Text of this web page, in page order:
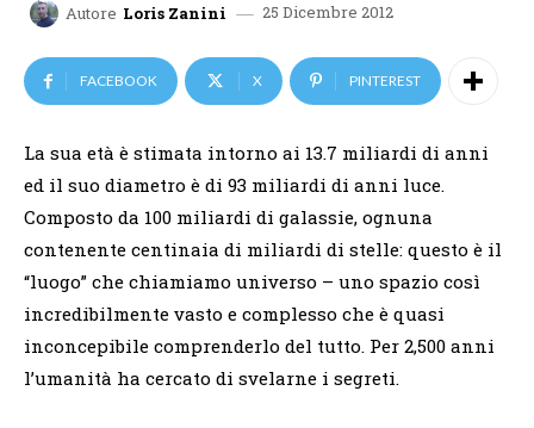
Autore Loris Zanini 25 Dicembre 2012
FACEBOOK X PINTEREST
La sua età è stimata intorno ai 13.7 miliardi di anni
ed il suo diametro è di 93 miliardi di anni luce.
Composto da 100 miliardi di galassie, ognuna
contenente centinaia di miliardi di stelle: questo è il
“luogo” che chiamiamo universo – uno spazio così
incredibilmente vasto e complesso che è quasi
inconcepibile comprenderlo del tutto. Per 2,500 anni
l’umanità ha cercato di svelarne i segreti.